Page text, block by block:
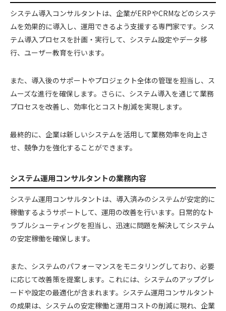
システム導入コンサルタントは、企業がERPやCRMなどのシステ
ムを効果的に導入し、運用できるよう支援する専門家です。シス
テム導入プロセスを計画・実行して、システム設定やデータ移
行、ユーザー教育を行います。
また、導入後のサポートやプロジェクト全体の管理を担当し、ス
ムーズな進行を確保します。さらに、システム導入を通じて業務
プロセスを改善し、効率化とコスト削減を実現します。
最終的に、企業は新しいシステムを活用して業務効率を向上さ
せ、競争力を強化することができます。
システム運用コンサルタントの業務内容
システム運用コンサルタントは、導入済みのシステムが安定的に
稼働するようサポートして、運用の改善を行います。日常的なト
ラブルシューティングを担当し、迅速に問題を解決してシステム
の安定稼働を確保します。
また、システムのパフォーマンスをモニタリングしており、必要
に応じて改善策を提案します。これには、システムのアップグレ
ードや設定の最適化が含まれます。システム運用コンサルタント
の成果は、システムの安定稼働と運用コストの削減に現れ、企業